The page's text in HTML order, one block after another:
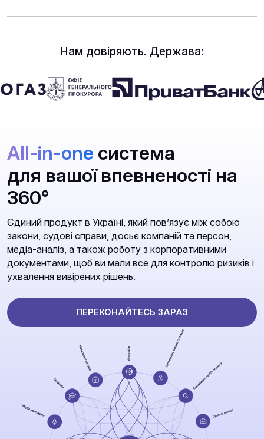
Нам довіряють. Держава:
All-in-one система
для вашої впевненості на
360°
Єдиний продукт в Україні, який повʼязує між собою
закони, судові справи, досьє компаній та персон,
медіа-аналіз, а також роботу з корпоративними
документами, щоб ви мали все для контролю ризиків і
ухвалення вивірених рішень.
ПЕРЕКОНАЙТЕСЬ ЗАРАЗ